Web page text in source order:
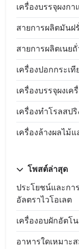
เครื่องบรรจุผงกา
สายการผลิตมันฝ
สายการผลิตเนยถั่
เครื่องปอกกระเที
เครื่องบรรจุผงเค
เครื่องทำโรลสป
เครื่องล้างผลไม้
โพสต์ล่าสุด
ประโยชน์และกา
อัลตราไวโอเลต
เครื่องอบผักอัตโ
อาหารใดเหมาะ